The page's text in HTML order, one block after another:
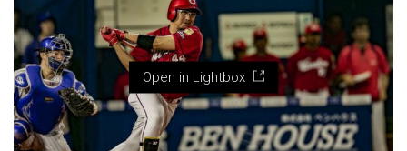
Open in Lightbox